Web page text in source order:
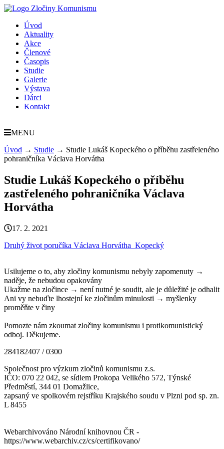
Úvod
Aktuality
Akce
Členové
Časopis
Studie
Galerie
Výstava
Dárci
Kontakt
MENU
Úvod → Studie → Studie Lukáš Kopeckého o příběhu zastřeleného
pohraničníka Václava Horvátha
Studie Lukáš Kopeckého o příběhu
zastřeleného pohraničníka Václava
Horvátha
17. 2. 2021
Druhý život poručíka Václava Horvátha_Kopecký
Usilujeme o to, aby zločiny komunismu nebyly zapomenuty →
naděje, že nebudou opakovány
Ukažme na zločince → není nutné je soudit, ale je důležité je odhalit
Ani vy nebuďte lhostejní ke zločinům minulosti → myšlenky
proměňte v činy
Pomozte nám zkoumat zločiny komunismu i protikomunistický
odboj. Děkujeme.
284182407 / 0300
Společnost pro výzkum zločinů komunismu z.s.
IČO: 070 22 042, se sídlem Prokopa Velikého 572, Týnské
Předměstí, 344 01 Domažlice,
zapsaný ve spolkovém rejstříku Krajského soudu v Plzni pod sp. zn.
L 8455
Webarchivováno Národní knihovnou ČR -
https://www.webarchiv.cz/cs/certifikovano/